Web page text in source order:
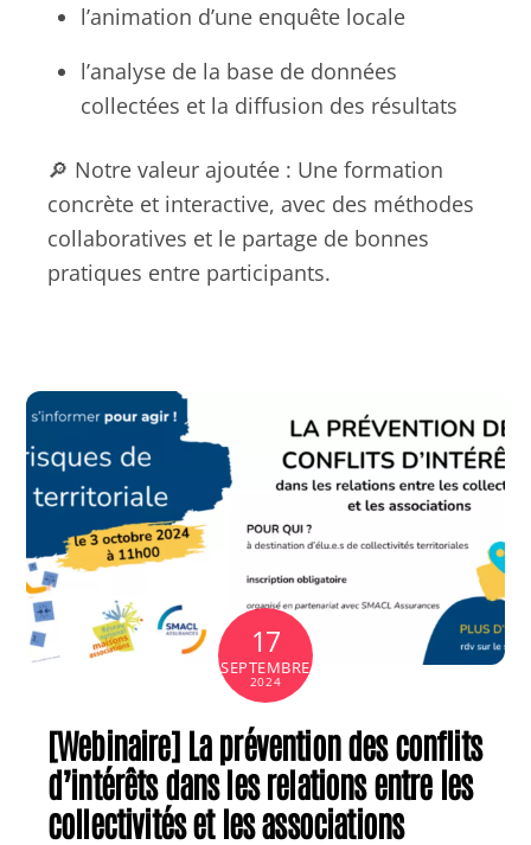
l’animation d’une enquête locale
l’analyse de la base de données
collectées et la diffusion des résultats
🔎 Notre valeur ajoutée : Une formation
concrète et interactive, avec des méthodes
collaboratives et le partage de bonnes
pratiques entre participants.
17
SEPTEMBRE
2024
[Webinaire] La prévention des conflits
d’intérêts dans les relations entre les
collectivités et les associations